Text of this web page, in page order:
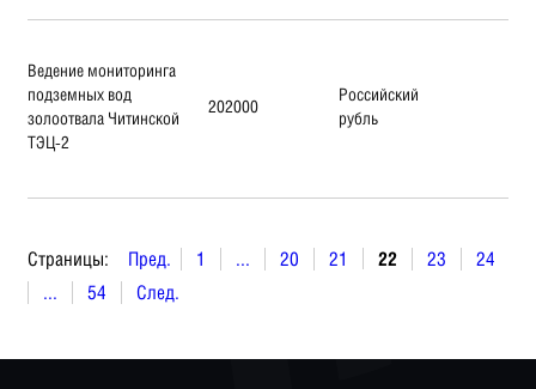
Ведение мониторинга
подземных вод
золоотвала Читинской
ТЭЦ-2
202000
Российский
рубль
Страницы: Пред. 1 ... 20 21 22 23
24
...
54 След.